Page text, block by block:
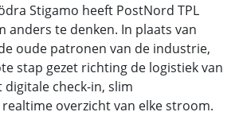
Stigamo heeft PostNord TPL
anders te denken. In plaats van
oude patronen van de industrie,
stap gezet richting de logistiek van
check-in, slim
overzicht van elke stroom.